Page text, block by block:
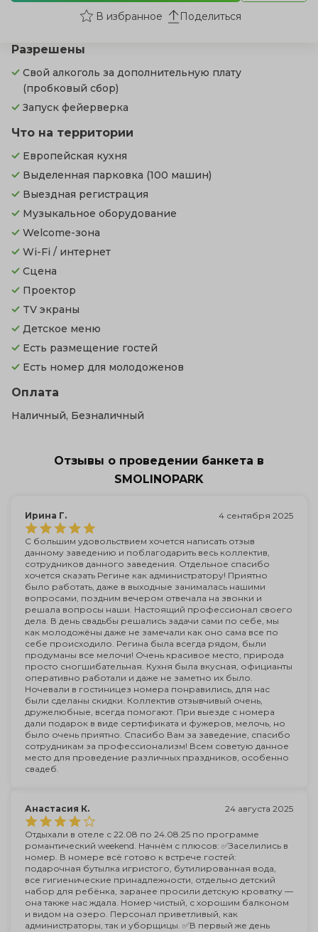
Разрешены
Свой алкоголь за дополнительную плату
(пробковый сбор)
Запуск фейерверка
Что на территории
Европейская кухня
Выделенная парковка (100 машин)
Выездная регистрация
Музыкальное оборудование
Welcome-зона
Wi-Fi / интернет
Сцена
Проектор
TV экраны
Детское меню
Есть размещение гостей
Есть номер для молодоженов
Оплата
Наличный, Безналичный
Отзывы о проведении банкета в
SMOLINOPARK
Ирина Г. 4 сентября 2025
С большим удовольствием хочется написать отзыв
данному заведению и поблагодарить весь коллектив,
сотрудников данного заведения. Отдельное спасибо
хочется сказать Регине как администратору! Приятно
было работать, даже в выходные занималась нашими
вопросами, поздним вечером отвечала на звонки и
решала вопросы наши. Настоящий профессионал своего
дела. В день свадьбы решались задачи сами по себе, мы
как молодожёны даже не замечали как оно сама все по
себе происходило. Регина была всегда рядом, были
продуманы все мелочи! Очень красивое место, природа
просто сногшибательная. Кухня была вкусная, официанты
оперативно работали и даже не заметно их было.
Ночевали в гостиницез номера понравились, для нас
были сделаны скидки. Коллектив отзывчивый очень,
дружелюбные, всегда помогают. При выезде с номера
дали подарок в виде сертификата и фужеров, мелочь, но
было очень приятно. Спасибо Вам за заведение, спасибо
сотрудникам за профессионализм! Всем советую данное
место для проведение различных праздников, особенно
свадеб.
Анастасия К. 24 августа 2025
Отдыхали в отеле с 22.08 по 24.08.25 по программе
романтический weekend. Начнём с плюсов: ✅Заселились в
номер. В номере всё готово к встрече гостей:
подарочная бутылка игристого, бутилированная вода,
все гигиенические принадлежности, отдельно детский
набор для ребёнка, заранее просили детскую кроватку —
она также нас ждала. Номер чистый, с хорошим балконом
и видом на озеро. Персонал приветливый, как
администраторы, так и уборщицы. ✅В первый же день
Поделиться